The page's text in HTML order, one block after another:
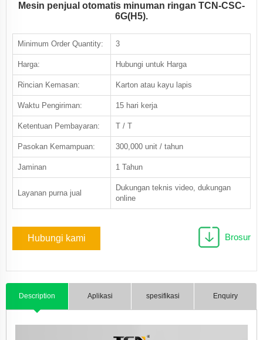
Mesin penjual otomatis minuman ringan TCN-CSC-
6G(H5).
Minimum Order Quantity: 3
Harga: Hubungi untuk Harga
Rincian Kemasan: Karton atau kayu lapis
Waktu Pengiriman: 15 hari kerja
Ketentuan Pembayaran: T / T
Pasokan Kemampuan: 300,000 unit / tahun
Jaminan 1 Tahun
Layanan purna jual
Dukungan teknis video, dukungan
online
Hubungi kami Brosur
Description Aplikasi spesifikasi Enquiry